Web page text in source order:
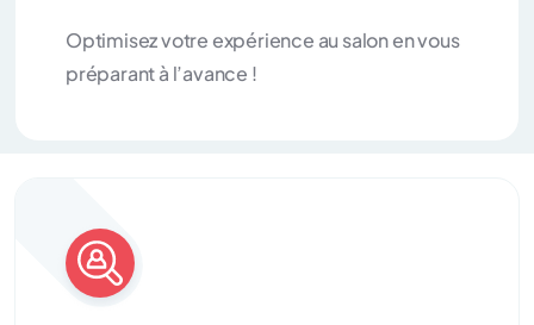
Optimisez votre expérience au salon en vous
préparant à l’avance !